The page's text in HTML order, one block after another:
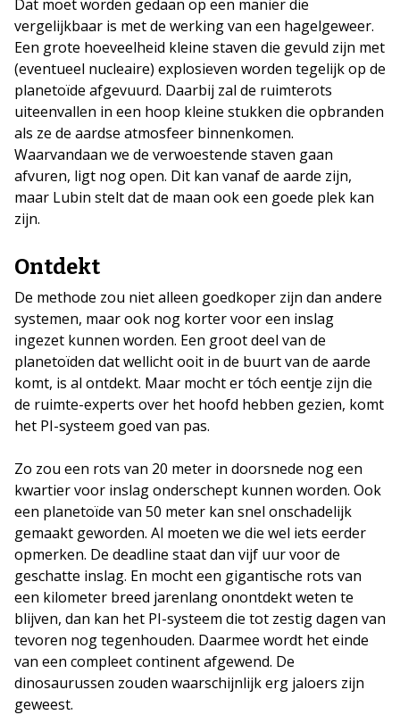
Dat moet worden gedaan op een manier die
vergelijkbaar is met de werking van een hagelgeweer.
Een grote hoeveelheid kleine staven die gevuld zijn met
(eventueel nucleaire) explosieven worden tegelijk op de
planetoïde afgevuurd. Daarbij zal de ruimterots
uiteenvallen in een hoop kleine stukken die opbranden
als ze de aardse atmosfeer binnenkomen.
Waarvandaan we de verwoestende staven gaan
afvuren, ligt nog open. Dit kan vanaf de aarde zijn,
maar Lubin stelt dat de maan ook een goede plek kan
zijn.
Ontdekt
De methode zou niet alleen goedkoper zijn dan andere
systemen, maar ook nog korter voor een inslag
ingezet kunnen worden. Een groot deel van de
planetoïden dat wellicht ooit in de buurt van de aarde
komt, is al ontdekt. Maar mocht er tóch eentje zijn die
de ruimte-experts over het hoofd hebben gezien, komt
het PI-systeem goed van pas.
Zo zou een rots van 20 meter in doorsnede nog een
kwartier voor inslag onderschept kunnen worden. Ook
een planetoïde van 50 meter kan snel onschadelijk
gemaakt geworden. Al moeten we die wel iets eerder
opmerken. De deadline staat dan vijf uur voor de
geschatte inslag. En mocht een gigantische rots van
een kilometer breed jarenlang onontdekt weten te
blijven, dan kan het PI-systeem die tot zestig dagen van
tevoren nog tegenhouden. Daarmee wordt het einde
van een compleet continent afgewend. De
dinosaurussen zouden waarschijnlijk erg jaloers zijn
geweest.